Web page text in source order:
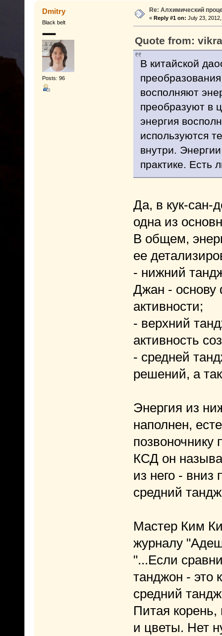
Dmitry
Black belt
Posts: 96
Re: Алхимический
« Reply #1 on: July 23,
Quote from:
В китайской
восполняют
преобразуют в
энергия
используются
внутри.
практике. Есть
Да, в кук-сан-
одна из
В общем,
ее
- нижний
Джан - основу
активности;
- верхний
активность
- средней
решений, а
Энергия из
наполнен,
позвоночнику
КСД он
из него -
средний
Мастер Ким
журналу
"...Если
танджон - это
средний
Питая
и цветы. Нет